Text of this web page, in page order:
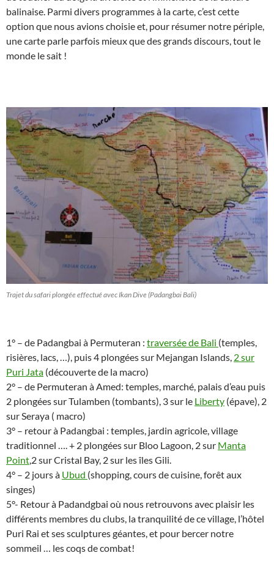
balinaise. Parmi divers programmes à la carte, c’est cette
option que nous avions choisie et, pour résumer notre périple,
une carte parle parfois mieux que des grands discours, tout le
monde le sait !
Trajet du safari plongée effectué avec Ikan Dive (Padangbai Bali)
1° – de Padangbai à Permuteran : traversée de Bali (temples,
risières, lacs, …), puis 4 plongées sur Mejangan Islands, 2 sur
Puri Jata (découverte de la macro)
2° – de Permuteran à Amed: temples, marché, palais d’eau puis
2 plongées sur Tulamben (tombants), 3 sur le Liberty (épave), 2
sur Seraya ( macro)
3° – retour à Padangbai : temples, jardin agricole, village
traditionnel …. + 2 plongées sur Bloo Lagoon, 2 sur Manta
Point,2 sur Cristal Bay, 2 sur les îles Gili.
4° – 2 jours à Ubud (shopping, cours de cuisine, forêt aux
singes)
5°- Retour à Padandgbai où nous retrouvons avec plaisir les
différents membres du clubs, la tranquilité de ce village, l’hôtel
Puri Rai et ses sculptures géantes, et pour bercer notre
sommeil … les coqs de combat!